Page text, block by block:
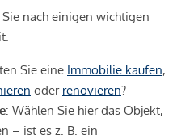
nach einigen wichtigen
Sie eine Immobilie kaufen,
oder renovieren?
: Wählen Sie hier das Objekt,
– ist es z. B. ein